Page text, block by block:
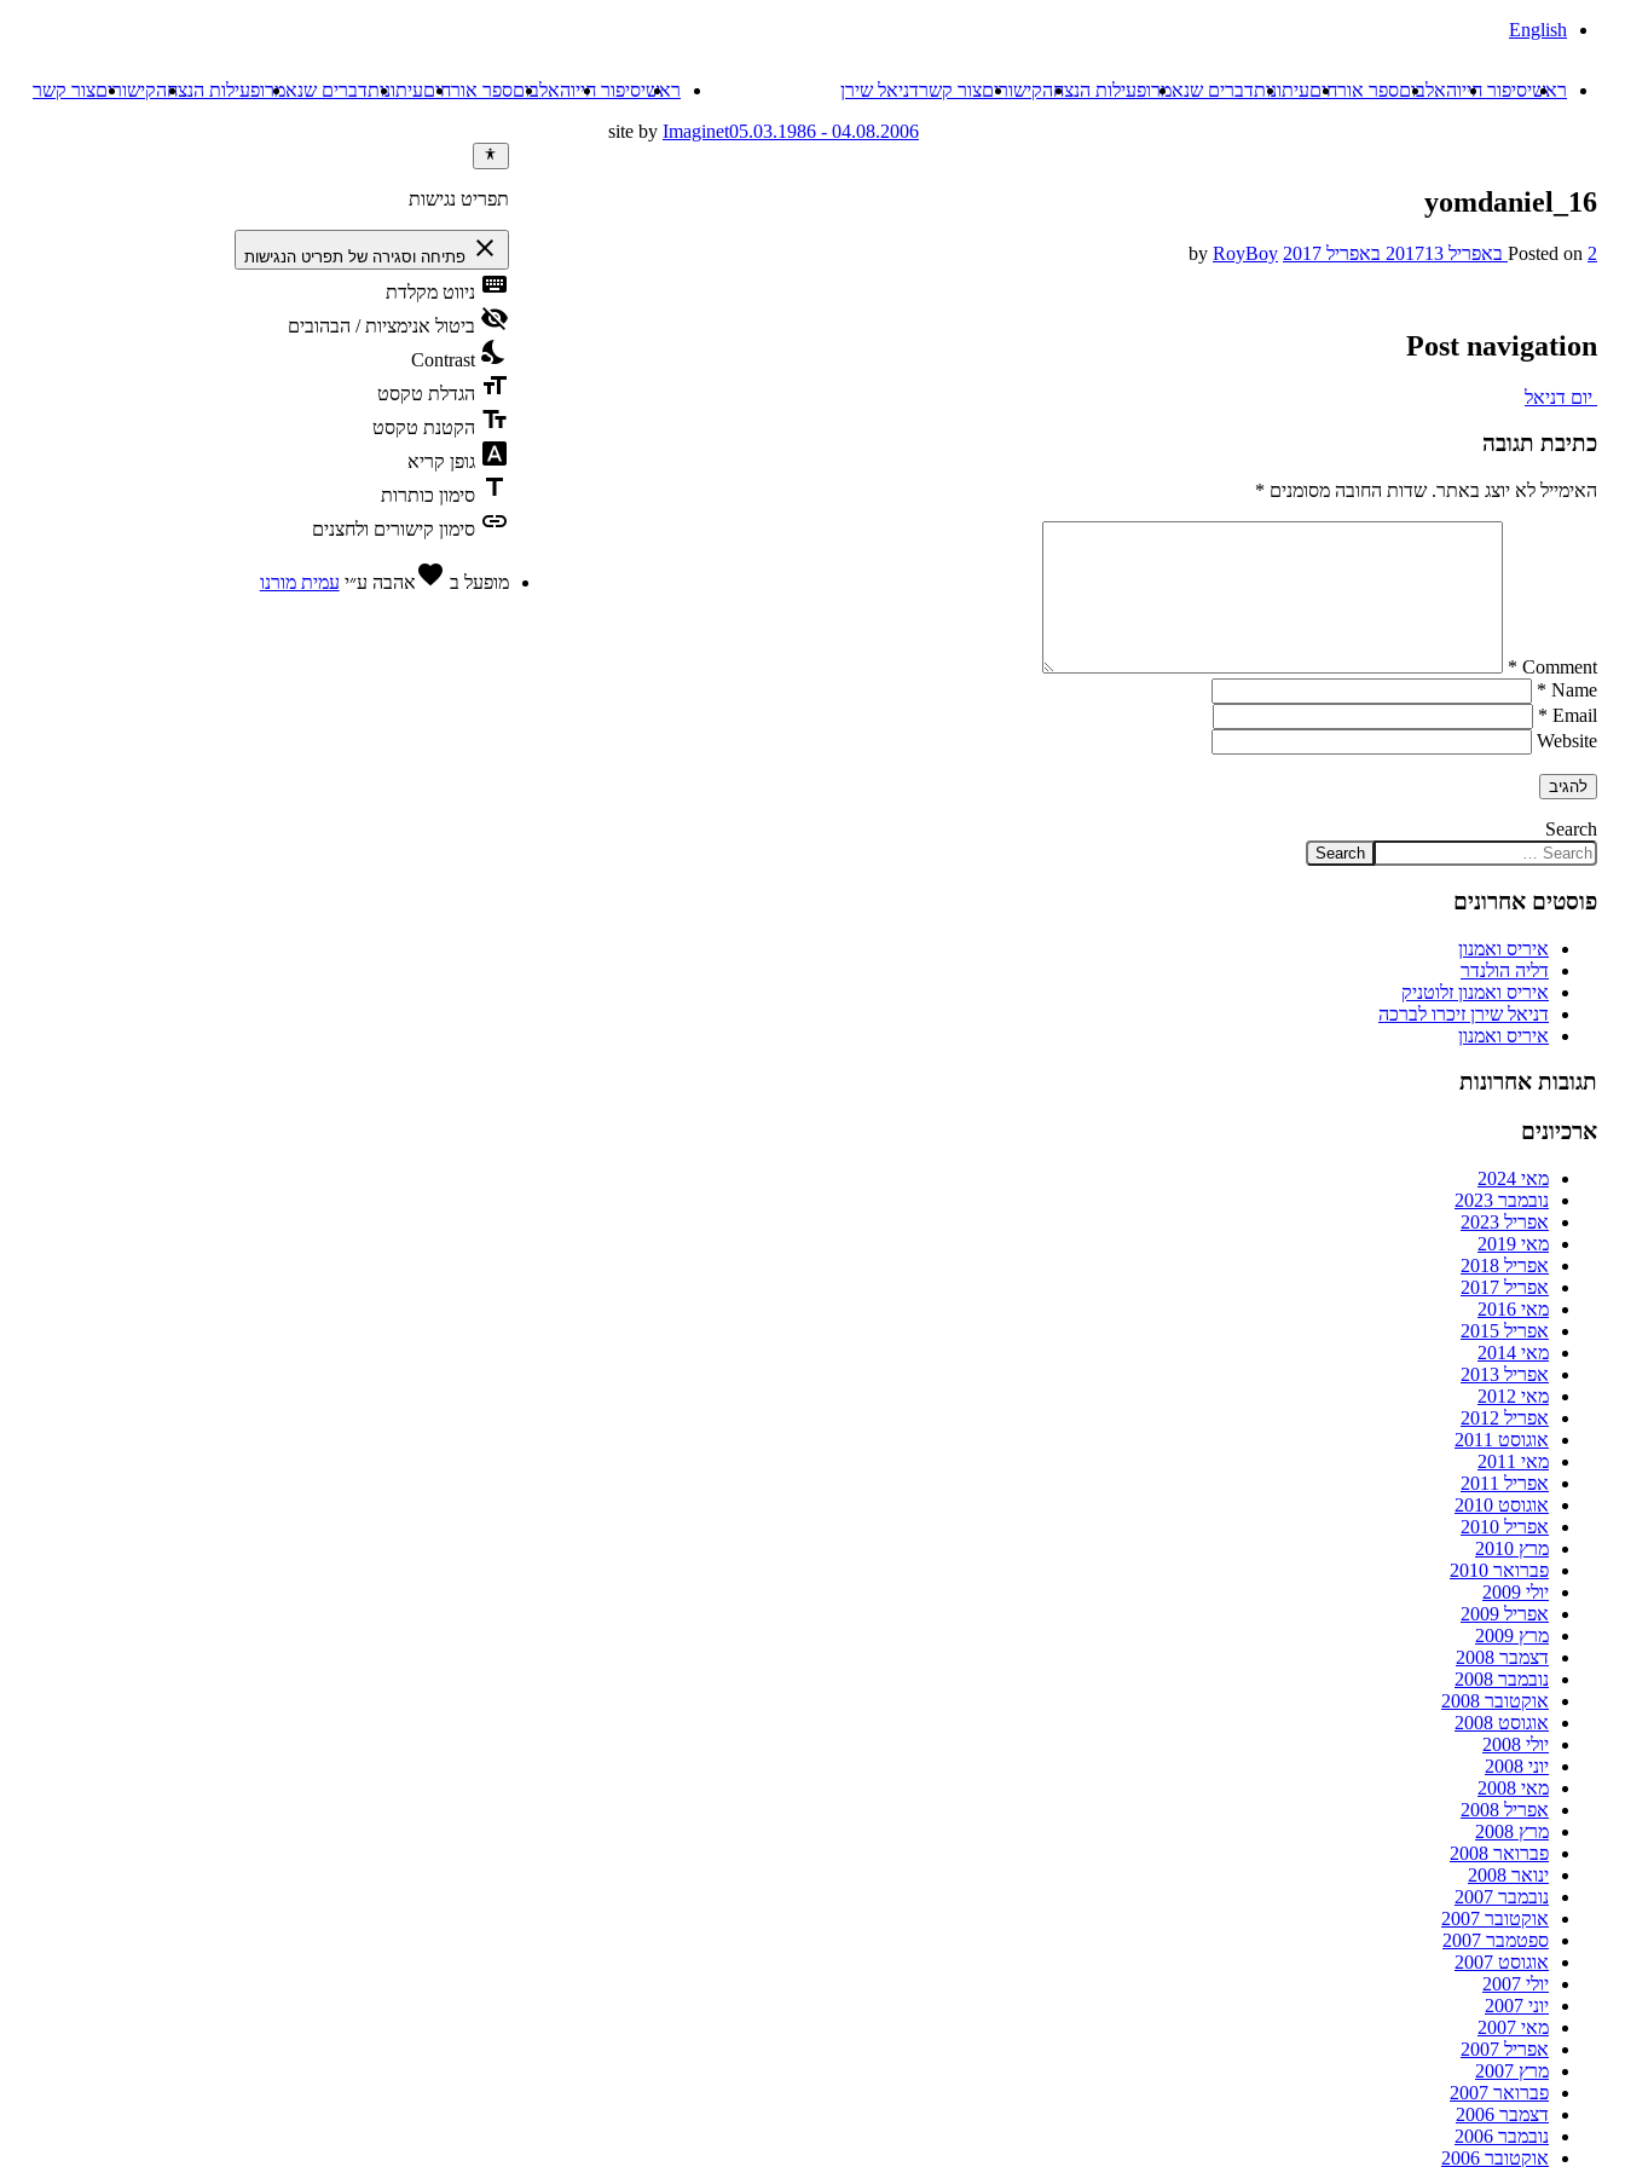
English
ראשיסיפור חייוהאלבוםספר אורחיםעיתונותדברים שנאמרופעילות הנצחהקישוריםצור קשרדניאל שירן
04.08.2006 - 05.03.1986
ראשיסיפור חייוהאלבוםספר אורחיםעיתונותדברים שנאמרופעילות הנצחהקישוריםצור קשר
yomdaniel_16
Posted on 2 באפריל 2017 13 באפריל 2017 RoyBoy
Post navigation
יום דניאל
כתיבת תגובה
האימייל לא יוצג באתר. שדות החובה מסומנים *
Comment
*
Name
*
Email
*
Website
Search
פוסטים אחרונים
איריס ואמנון
דליה הולנדר
איריס ואמנון זלוטניק
דניאל שירן זיכרו לברכה
איריס ואמנון
תגובות אחרונות
ארכיונים
מאי 2024
נובמבר 2023
אפריל 2023
מאי 2019
אפריל 2018
אפריל 2017
מאי 2016
אפריל 2015
מאי 2014
אפריל 2013
מאי 2012
אפריל 2012
אוגוסט 2011
מאי 2011
אפריל 2011
אוגוסט 2010
אפריל 2010
מרץ 2010
פברואר 2010
יולי 2009
אפריל 2009
מרץ 2009
דצמבר 2008
נובמבר 2008
אוקטובר 2008
אוגוסט 2008
יולי 2008
יוני 2008
מאי 2008
אפריל 2008
מרץ 2008
פברואר 2008
ינואר 2008
נובמבר 2007
אוקטובר 2007
ספטמבר 2007
אוגוסט 2007
יולי 2007
יוני 2007
מאי 2007
אפריל 2007
מרץ 2007
פברואר 2007
דצמבר 2006
נובמבר 2006
אוקטובר 2006
site by Imaginet
תפריט נגישות
close פתיחה וסגירה של תפריט הנגישות
keyboard ניווט מקלדת
visibility_off ביטול אנימציות / הבהובים
nights_stay
Contrast
format_size הגדלת טקסט
text_fields הקטנת טקסט
font_download גופן קריא
title סימון כותרות
link סימון קישורים ולחצנים
מופעל ב favoriteאהבה ע״י עמית מורנו